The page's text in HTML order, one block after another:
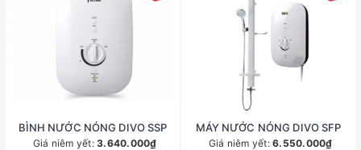
BÌNH NƯỚC NÓNG DIVO SSP
Giá niêm yết: 3.640.000₫
MÁY NƯỚC NÓNG DIVO SFP
Giá niêm yết: 6.550.000₫